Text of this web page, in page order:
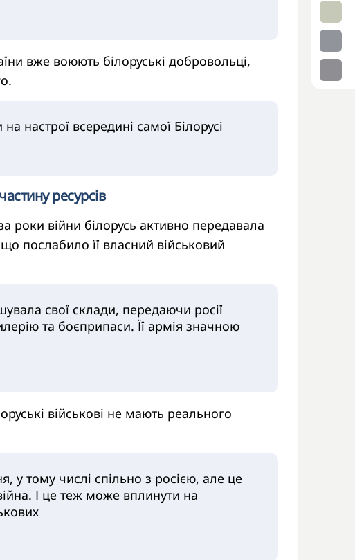
вже воюють білоруські добровольці,
настрої всередині самої Білорусі
ресурсів
роки війни білорусь активно передавала
що послабило її власний військовий
свої склади, передаючи росії
та боєприпаси. Її армія значною
військові не мають реального
у тому числі спільно з росією, але це
І це теж може вплинути на